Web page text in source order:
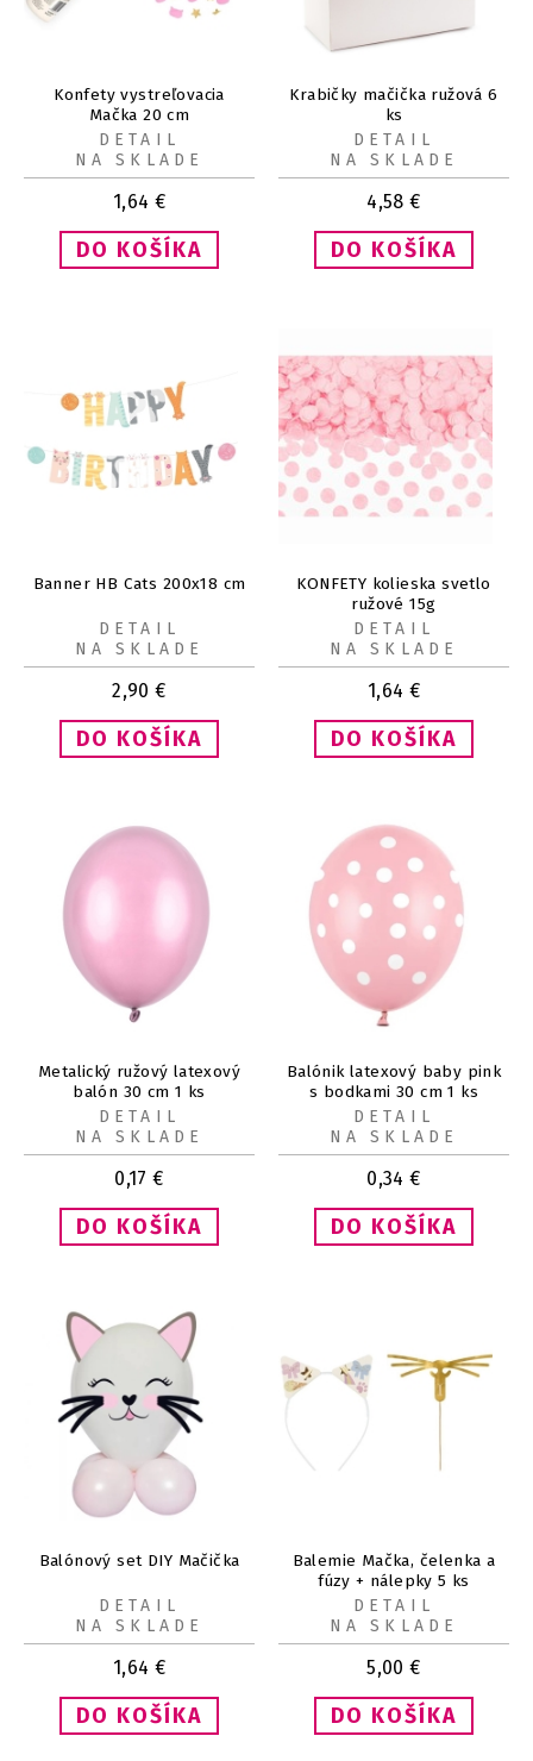
Konfety vystreľovacia
Mačka 20 cm
1,64 €
DETAIL
NA SKLADE
Krabičky mačička ružová 6
ks
4,58 €
DETAIL
NA SKLADE
Banner HB Cats 200x18 cm
2,90 €
DETAIL
NA SKLADE
KONFETY kolieska svetlo
ružové 15g
1,64 €
DETAIL
NA SKLADE
Metalický ružový latexový
balón 30 cm 1 ks
0,17 €
DETAIL
NA SKLADE
Balónik latexový baby pink
s bodkami 30 cm 1 ks
0,34 €
DETAIL
NA SKLADE
Balónový set DIY Mačička
1,64 €
DETAIL
NA SKLADE
Balemie Mačka, čelenka a
fúzy + nálepky 5 ks
5,00 €
DETAIL
NA SKLADE